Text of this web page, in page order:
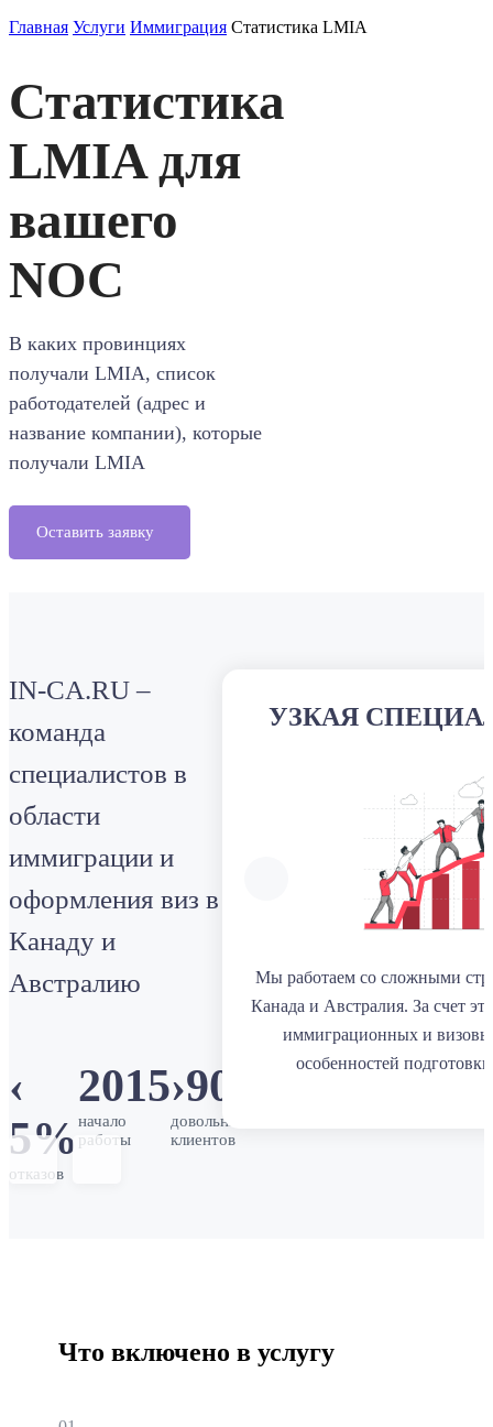
Главная Услуги Иммиграция Статистика LMIA
Статистика
LMIA для
вашего
NOC
В каких провинциях
получали LMIA, список
работодателей (адрес и
название компании), которые
получали LMIA
Оставить заявку
IN-CA.RU –
команда
специалистов в
области
иммиграции и
оформления виз в
Канаду и
Австралию
‹
5%
отказов
2015
начало
работы
›900
довольных
клиентов
УЗКАЯ
Мы работаем со сложными
Канада и Австралия. За счет
иммиграционных и
особенностей
Что включено в услугу